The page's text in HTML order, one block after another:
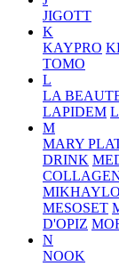
JIGOTT
K
KAYPRO
TOMO
L
LA
LAPIDEM
M
MARY
DRINK
MESOSET
D'OPIZ
N
NOOK